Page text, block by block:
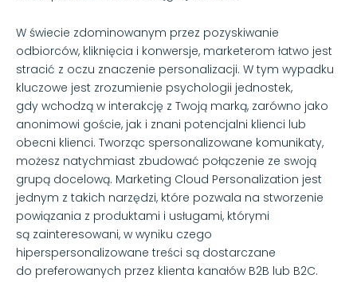
W świecie zdominowanym przez pozyskiwanie
odbiorców, kliknięcia i konwersje, marketerom łatwo jest
stracić z oczu znaczenie personalizacji. W tym wypadku
kluczowe jest zrozumienie psychologii jednostek,
gdy wchodzą w interakcję z Twoją marką, zarówno jako
anonimowi goście, jak i znani potencjalni klienci lub
obecni klienci. Tworząc spersonalizowane komunikaty,
możesz natychmiast zbudować połączenie ze swoją
grupą docelową. Marketing Cloud Personalization jest
jednym z takich narzędzi, które pozwala na stworzenie
powiązania z produktami i usługami, którymi
są zainteresowani, w wyniku czego
hiperspersonalizowane treści są dostarczane
do preferowanych przez klienta kanałów B2B lub B2C.